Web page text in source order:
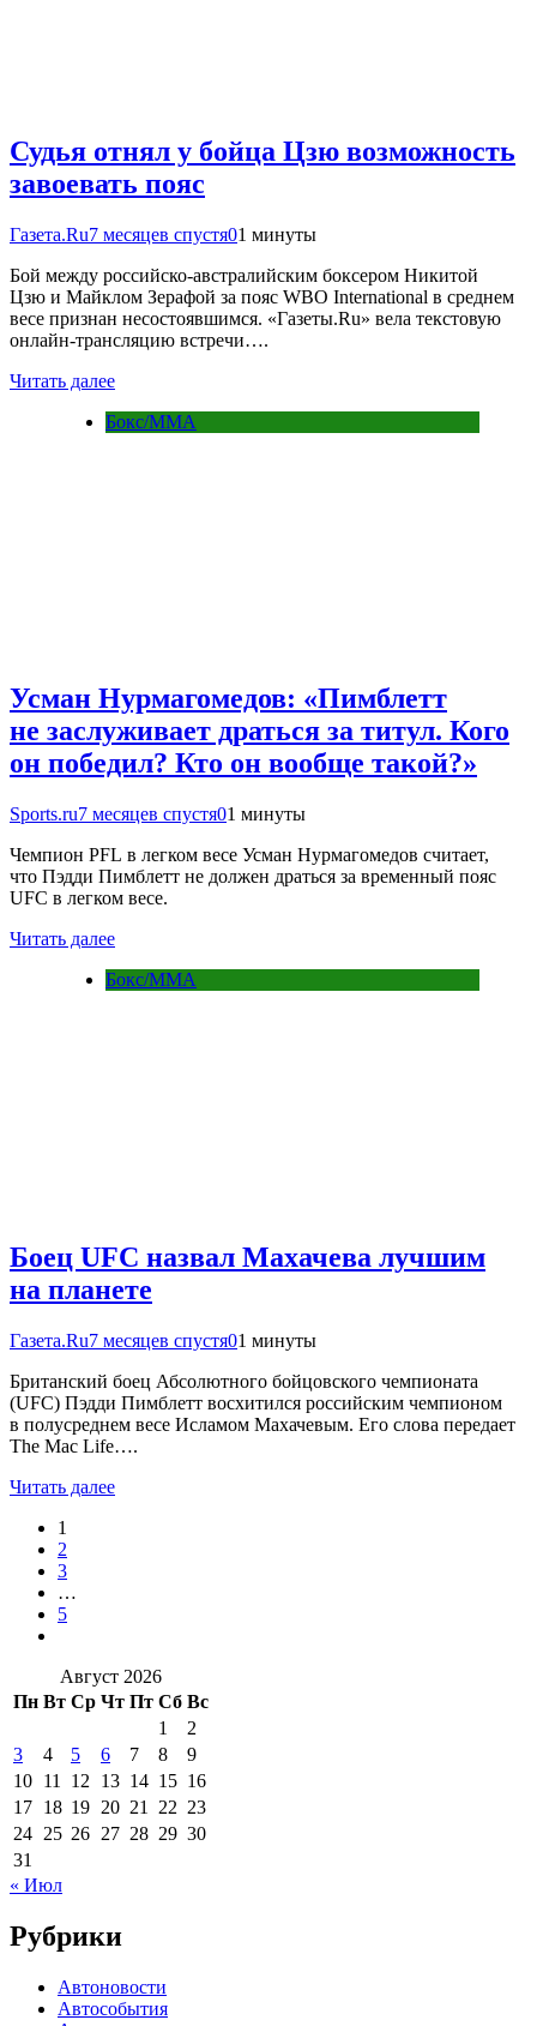
Судья отнял у бойца Цзю возможность
завоевать пояс
Газета.Ru7 месяцев спустя01 минуты
Бой между российско-австралийским боксером Никитой
Цзю и Майклом Зерафой за пояс WBO International в среднем
весе признан несостоявшимся. «Газеты.Ru» вела текстовую
онлайн-трансляцию встречи….
Читать далее
Бокс/MMA
Усман Нурмагомедов: «Пимблетт
не заслуживает драться за титул. Кого
он победил? Кто он вообще такой?»
Sports.ru7 месяцев спустя01 минуты
Чемпион PFL в легком весе Усман Нурмагомедов считает,
что Пэдди Пимблетт не должен драться за временный пояс
UFC в легком весе.
Читать далее
Бокс/MMA
Боец UFC назвал Махачева лучшим
на планете
Газета.Ru7 месяцев спустя01 минуты
Британский боец Абсолютного бойцовского чемпионата
(UFC) Пэдди Пимблетт восхитился российским чемпионом
в полусреднем весе Исламом Махачевым. Его слова передает
The Mac Life….
Читать далее
1
2
3
…
5
Август 2026
Пн Вт Ср Чт Пт Сб Вс
1
2
3
4 5 6 7 8
9
10 11 12 13 14 15 16
17 18 19 20 21 22 23
24 25 26 27 28 29 30
31
« Июл
Рубрики
Автоновости
Автособытия